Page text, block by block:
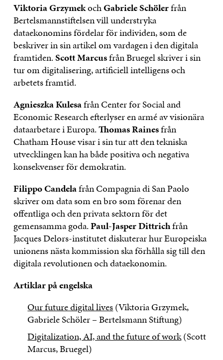
Viktoria GrzymekochGabriele Schölerfrån
Bertelsmannstiftelsen vill understryka
dataekonomins fördelar för individen, som de
beskriver in sin artikel om vardagen i den digitala
framtiden.Scott Marcusfrån Bruegel skriver i sin
tur om digitalisering, artificiell intelligens och
arbetets framtid.
Agnieszka Kulesafrån Center for Social and
Economic Research efterlyser en armé av visionära
dataarbetare i Europa.Thomas Rainesfrån
Chatham House visar i sin tur att den tekniska
utvecklingen kan ha både positiva och negativa
konsekvenser för demokratin.
Filippo Candelafrån Compagnia di San Paolo
skriver om data som en bro som förenar den
offentliga och den privata sektorn för det
gemensamma goda.Paul-Jasper Dittrichfrån
Jacques Delors-institutet diskuterar hur Europeiska
unionens nästa kommission ska förhålla sig till den
digitala revolutionen och dataekonomin.
Artiklar på engelska
Our future digital lives(Viktoria Grzymek,
Gabriele Schöler – Bertelsmann Stiftung)
Digitalization, AI, and the future of work(Scott
Marcus, Bruegel)